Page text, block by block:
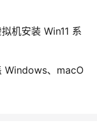
机安装 Win11 系
Windows、macO